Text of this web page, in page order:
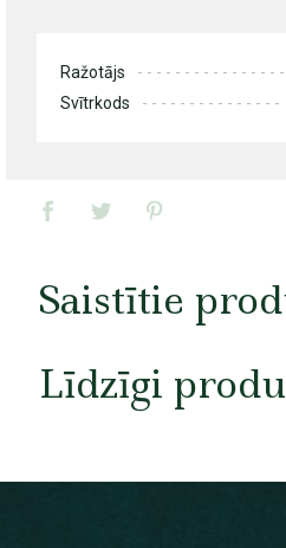
Ražotājs
Svītrkods
Saistītie
Līdzīgi